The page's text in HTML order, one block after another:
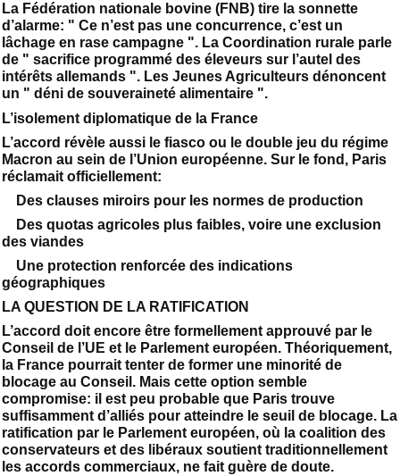
La Fédération nationale bovine (FNB) tire la sonnette
d’alarme: " Ce n’est pas une concurrence, c’est un
lâchage en rase campagne ". La Coordination rurale parle
de " sacrifice programmé des éleveurs sur l’autel des
intérêts allemands ". Les Jeunes Agriculteurs dénoncent
un " déni de souveraineté alimentaire ".
L’isolement diplomatique de la France
L’accord révèle aussi le fiasco ou le double jeu du régime
Macron au sein de l’Union européenne. Sur le fond, Paris
réclamait officiellement:
Des clauses miroirs pour les normes de production
Des quotas agricoles plus faibles, voire une exclusion
des viandes
Une protection renforcée des indications
géographiques
LA QUESTION DE LA RATIFICATION
L’accord doit encore être formellement approuvé par le
Conseil de l’UE et le Parlement européen. Théoriquement,
la France pourrait tenter de former une minorité de
blocage au Conseil. Mais cette option semble
compromise: il est peu probable que Paris trouve
suffisamment d’alliés pour atteindre le seuil de blocage. La
ratification par le Parlement européen, où la coalition des
conservateurs et des libéraux soutient traditionnellement
les accords commerciaux, ne fait guère de doute.